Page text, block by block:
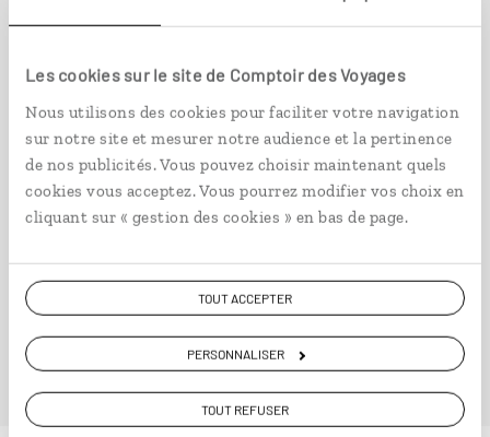
Les cookies sur le site de Comptoir des Voyages
Nous utilisons des cookies pour faciliter votre navigation
sur notre site et mesurer notre audience et la pertinence
de nos publicités. Vous pouvez choisir maintenant quels
cookies vous acceptez. Vous pourrez modifier vos choix en
cliquant sur « gestion des cookies » en bas de page.
TOUT ACCEPTER
PERSONNALISER
TOUT REFUSER
Mémoires du Sénégal
Circuit culturel Sénégal : Dakar, île de Gorée,
10 jours / 8 nuits
à partir de 2250€
VOIR NOS 7 IDÉES DE VOYAGE AU SÉNÉGAL